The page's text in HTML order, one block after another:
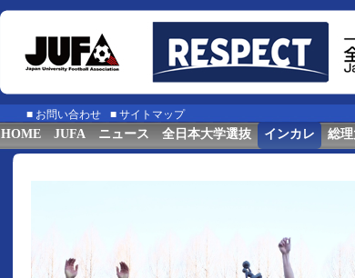
■ お問い合わせ ■ サイトマップ
HOME JUFA ニュース 全日本大学選抜 インカレ 総